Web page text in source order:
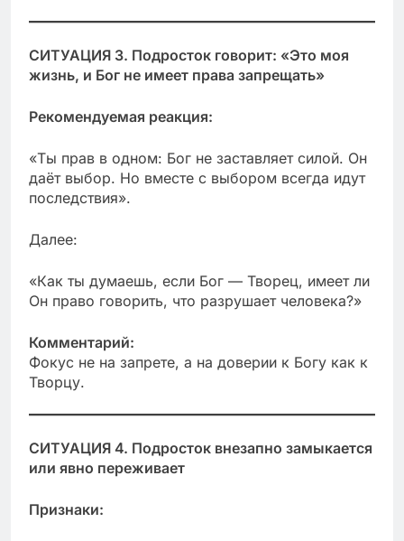
СИТУАЦИЯ 3. Подросток говорит: «Это моя
жизнь, и Бог не имеет права запрещать»
Рекомендуемая реакция:
«Ты прав в одном: Бог не заставляет силой. Он
даёт выбор. Но вместе с выбором всегда идут
последствия».
Далее:
«Как ты думаешь, если Бог — Творец, имеет ли
Он право говорить, что разрушает человека?»
Комментарий:
Фокус не на запрете, а на доверии к Богу как к
Творцу.
СИТУАЦИЯ 4. Подросток внезапно замыкается
или явно переживает
Признаки: